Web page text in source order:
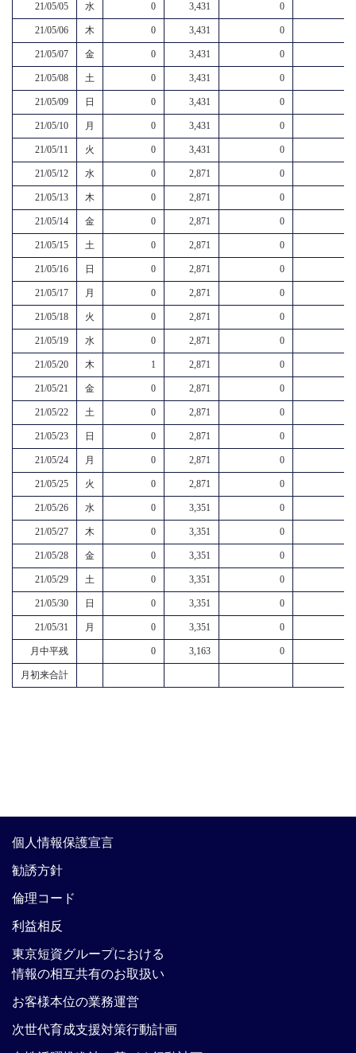
21/05/05 水 0 3,431 0
21/05/06 木 0 3,431 0
21/05/07 金 0 3,431 0
21/05/08 土 0 3,431 0
21/05/09 日 0 3,431 0
21/05/10 月 0 3,431 0
21/05/11 火 0 3,431 0
21/05/12 水 0 2,871 0
21/05/13 木 0 2,871 0
21/05/14 金 0 2,871 0
21/05/15 土 0 2,871 0
21/05/16 日 0 2,871 0
21/05/17 月 0 2,871 0
21/05/18 火 0 2,871 0
21/05/19 水 0 2,871 0
21/05/20 木 1 2,871 0
21/05/21 金 0 2,871 0
21/05/22 土 0 2,871 0
21/05/23 日 0 2,871 0
21/05/24 月 0 2,871 0
21/05/25 火 0 2,871 0
21/05/26 水 0 3,351 0
21/05/27 木 0 3,351 0
21/05/28 金 0 3,351 0
21/05/29 土 0 3,351 0
21/05/30 日 0 3,351 0
21/05/31 月 0 3,351 0
月中平残 0 3,163 0
月初来合計
個人情報保護宣言
勧誘方針
倫理コード
利益相反
東京短資グループにおける
情報の相互共有のお取扱い
お客様本位の業務運営
次世代育成支援対策行動計画